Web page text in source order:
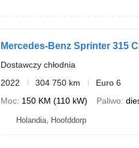
Mercedes-Benz Sprinter 315
Dostawczy chłodnia
2022
304 750 km
Euro 6
Moc 150 KM (110 kW) Paliwo
Holandia, Hoofddorp